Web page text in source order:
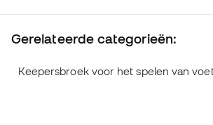
Gerelateerde categorieën:
Keepersbroek voor het spelen van